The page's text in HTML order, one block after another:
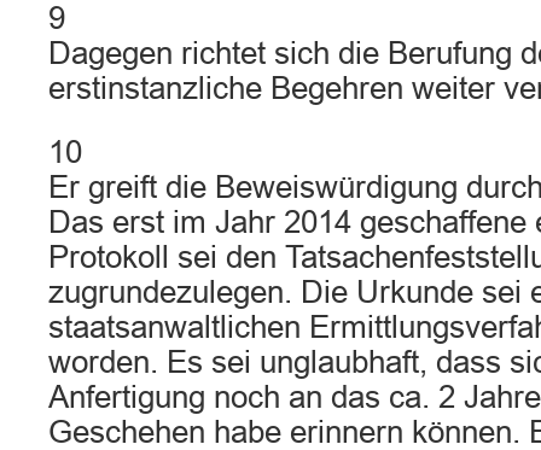
9
Dagegen richtet sich die Berufung
erstinstanzliche Begehren weiter
10
Er greift die Beweiswürdigung
Das erst im Jahr 2014 geschaffene
Protokoll sei den
zugrundezulegen. Die Urkunde sei
staatsanwaltlichen
worden. Es sei unglaubhaft, dass
Anfertigung noch an das ca. 2
Geschehen habe erinnern können.